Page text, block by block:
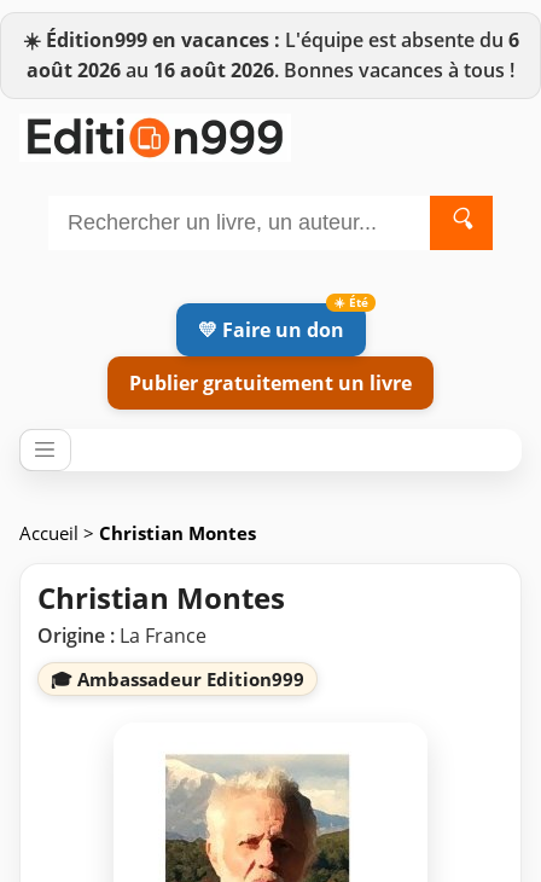
☀️ Édition999 en vacances : L'équipe est absente du 6
août 2026au 16 août 2026. Bonnes vacances à tous !
🔍
💛 Faire un don
Publier gratuitement un livre
Accueil > Christian Montes
Christian Montes
Origine : La France
🎓 Ambassadeur Edition999